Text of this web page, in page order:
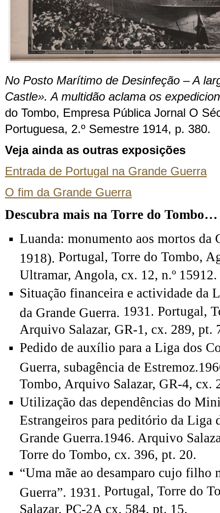
No Posto Marítimo de Desinfeção – A
Castle». A multidão aclama os
do Tombo, Empresa Pública Jornal O
Portuguesa, 2.º Semestre 1914, p. 380.
Veja ainda as outras exposições
Entrada de Portugal na Grande Guerra
O fim da Grande Guerra
Descubra mais na Torre do Tombo…
Luanda: monumento aos mortos da
1918). Portugal, Torre do Tombo,
Ultramar, Angola, cx. 12, n.º 15912.
Situação financeira e actividade da
da Grande Guerra. 1931. Portugal,
Arquivo Salazar, GR-1, cx. 289, pt.
Pedido de auxílio para a Liga dos
Guerra, subagência de
Tombo, Arquivo Salazar, GR-4, cx.
Utilização das dependências do
Estrangeiros para peditório da Liga
Grande Guerra.1946. Arquivo
Torre do Tombo, cx. 396, pt. 20.
“Uma mãe ao desamparo cujo filho
Guerra”. 1931. Portugal, Torre do
Salazar, PC-2A cx. 584, pt. 15.